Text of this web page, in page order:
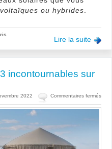
ou hybrides
Lire la suite
incontournables sur
2022 Commentaires ferméssur